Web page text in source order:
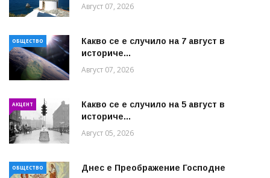
Август 07, 2026
ОБЩЕСТВО
Какво се е случило на 7 август в
историче...
Август 07, 2026
АКЦЕНТ
Какво се е случило на 5 август в
историче...
Август 05, 2026
ОБЩЕСТВО Днес е Преображение Господне